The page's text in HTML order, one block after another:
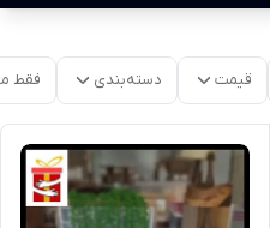
قیمت دسته‌بندی فقط